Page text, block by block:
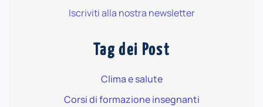
Iscriviti alla nostra newsletter
Tag dei Post
Clima e salute
Corsi di formazione insegnanti